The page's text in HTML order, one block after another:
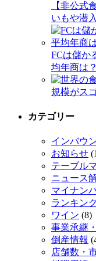
【非公式
いもや潜
FCは儲か
均年商は？
規模がス
カテゴリー
インバウ
お知らせ
テーブル
ニュース
マイナン
ランキン
ワイン (8)
事業承継
倒産情報
店舗数・